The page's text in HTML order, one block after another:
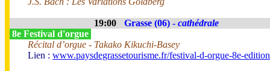
19:00 Grasse (06) - cathédrale
8e Festival d'orgue
Récital d’orgue - Takako Kikuchi-Basey
Lien : www.paysdegrassetourisme.fr/festival-d-orgue-8e-